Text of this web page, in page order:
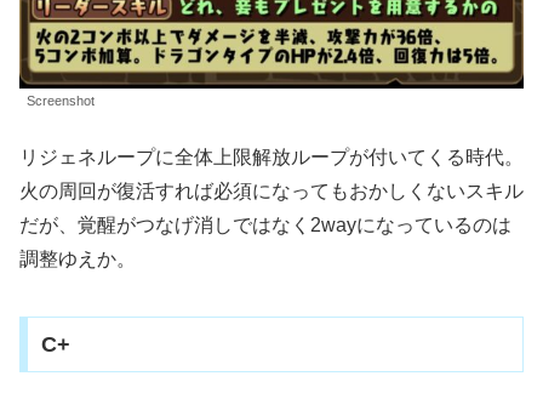
Screenshot
リジェネループに全体上限解放ループが付いてくる時代。
火の周回が復活すれば必須になってもおかしくないスキル
だが、覚醒がつなげ消しではなく2wayになっているのは
調整ゆえか。
C+